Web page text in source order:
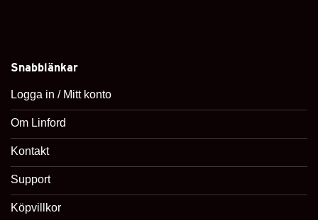
Snabblänkar
Logga in / Mitt konto
Om Linford
Kontakt
Support
Köpvillkor